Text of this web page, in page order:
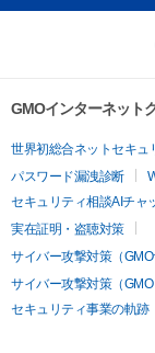
GMOインターネット
世界初総合ネットセキュ
パスワード漏洩診断
セキュリティ相談AIチャ
実在証明・盗聴対策
サイバー攻撃対策（
サイバー攻撃対策（GMO
セキュリティ事業の軌跡